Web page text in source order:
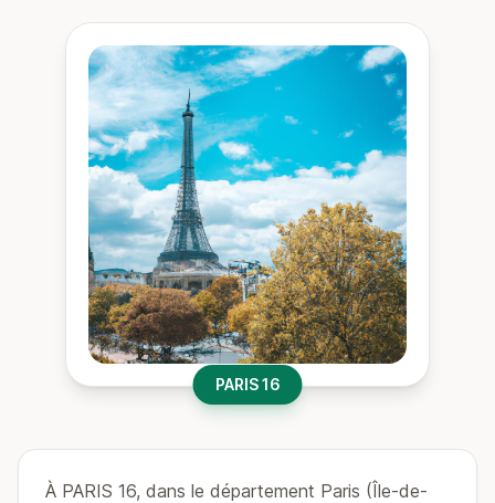
PARIS 16
À PARIS 16, dans le département Paris (Île-de-